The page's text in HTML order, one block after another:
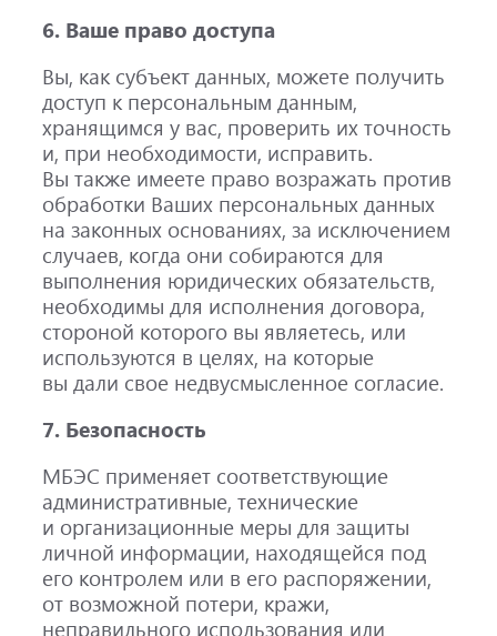
6. Ваше право доступа
Вы, как субъект данных, можете получить
доступ к персональным данным,
хранящимся у вас, проверить их точность
и, при необходимости, исправить.
Вы также имеете право возражать против
обработки Ваших персональных данных
на законных основаниях, за исключением
случаев, когда они собираются для
выполнения юридических обязательств,
необходимы для исполнения договора,
стороной которого вы являетесь, или
используются в целях, на которые
вы дали свое недвусмысленное согласие.
7. Безопасность
МБЭС применяет соответствующие
административные, технические
и организационные меры для защиты
личной информации, находящейся под
его контролем или в его распоряжении,
от возможной потери, кражи,
неправильного использования или